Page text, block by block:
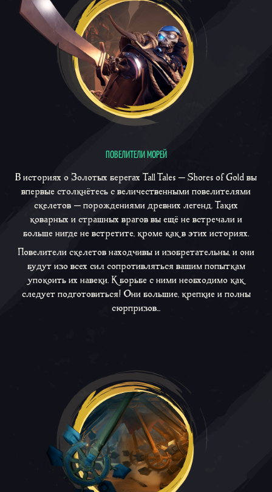
ПОВЕЛИТЕЛИ МОРЕЙ
В историях о Золотых берегах Tall Tales — Shores of Gold вы
впервые столкнётесь с величественными повелителями
скелетов — порождениями древних легенд. Таких
коварных и страшных врагов вы ещё не встречали и
больше нигде не встретите, кроме как в этих историях.
Повелители скелетов находчивы и изобретательны, и они
будут изо всех сил сопротивляться вашим попыткам
упокоить их навеки. К борьбе с ними необходимо как
следует подготовиться! Они большие, крепкие и полны
сюрпризов...